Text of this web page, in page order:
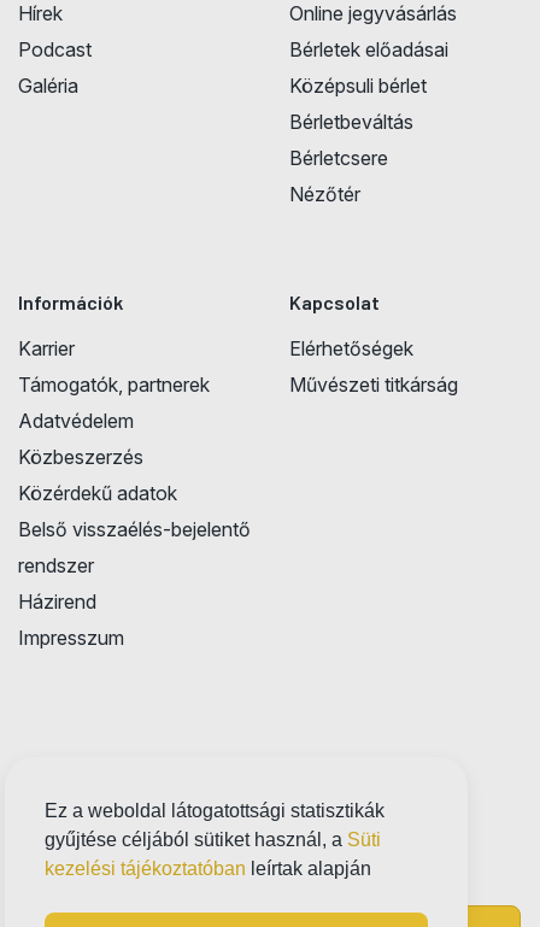
Ez a weboldal látogatottsági statisztikák
gyűjtése céljából sütiket használ, a Süti
kezelési tájékoztatóban leírtak alapján
Hírek
Podcast
Galéria
Online jegyvásárlás
Bérletek előadásai
Középsuli bérlet
Bérletbeváltás
Bérletcsere
Nézőtér
Információk
Karrier
Támogatók, partnerek
Adatvédelem
Közbeszerzés
Közérdekű adatok
Belső visszaélés-bejelentő
rendszer
Házirend
Impresszum
Kapcsolat
Elérhetőségek
Művészeti titkárság
Próbatábla